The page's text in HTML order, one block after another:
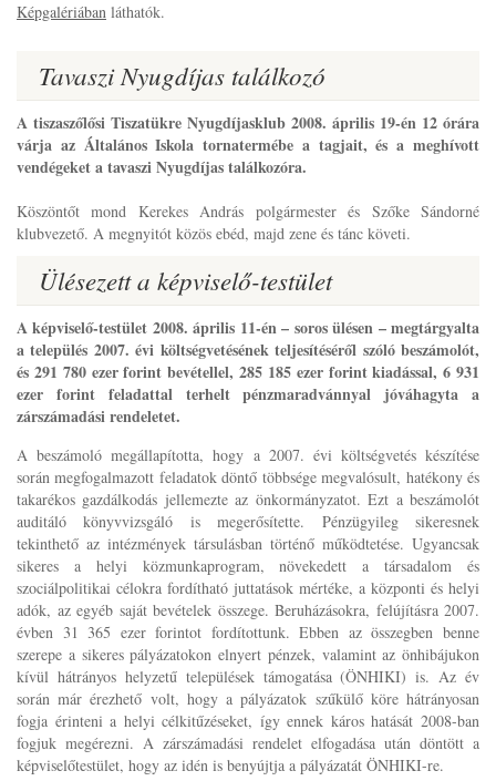
Képgalériában láthatók.
Tavaszi Nyugdíjas találkozó
A tiszaszőlősi Tiszatükre Nyugdíjasklub 2008. április 19-én 12 órára
várja az Általános Iskola tornatermébe a tagjait, és a meghívott
vendégeket a tavaszi Nyugdíjas találkozóra.
Köszöntőt mond Kerekes András polgármester és Szőke Sándorné
klubvezető. A megnyitót közös ebéd, majd zene és tánc követi.
Ülésezett a képviselő-testület
A képviselő-testület 2008. április 11-én – soros ülésen – megtárgyalta
a település 2007. évi költségvetésének teljesítéséről szóló beszámolót,
és 291 780 ezer forint bevétellel, 285 185 ezer forint kiadással, 6 931
ezer forint feladattal terhelt pénzmaradvánnyal jóváhagyta a
zárszámadási rendeletet.
A beszámoló megállapította, hogy a 2007. évi költségvetés készítése
során megfogalmazott feladatok döntő többsége megvalósult, hatékony és
takarékos gazdálkodás jellemezte az önkormányzatot. Ezt a beszámolót
auditáló könyvvizsgáló is megerősítette. Pénzügyileg sikeresnek
tekinthető az intézmények társulásban történő működtetése. Ugyancsak
sikeres a helyi közmunkaprogram, növekedett a társadalom és
szociálpolitikai célokra fordítható juttatások mértéke, a központi és helyi
adók, az egyéb saját bevételek összege. Beruházásokra, felújításra 2007.
évben 31 365 ezer forintot fordítottunk. Ebben az összegben benne
szerepe a sikeres pályázatokon elnyert pénzek, valamint az önhibájukon
kívül hátrányos helyzetű települések támogatása (ÖNHIKI) is. Az év
során már érezhető volt, hogy a pályázatok szűkülő köre hátrányosan
fogja érinteni a helyi célkitűzéseket, így ennek káros hatását 2008-ban
fogjuk megérezni. A zárszámadási rendelet elfogadása után döntött a
képviselőtestület, hogy az idén is benyújtja a pályázatát ÖNHIKI-re.